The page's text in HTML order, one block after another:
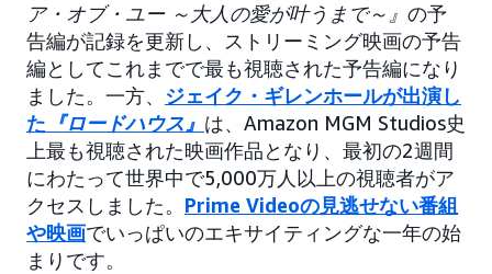
ア・オブ・ユー ～大人の愛が叶うまで～』 の予
告編が記録を更新し、ストリーミング映画の予告
編としてこれまでで最も視聴された予告編になり
ました。一方、 ジェイク・ギレンホールが出演し
た 『ロードハウス』 は、Amazon MGM Studios史
上最も視聴された映画作品となり、最初の2週間
にわたって世界中で5,000万人以上の視聴者がア
クセスしました。 Prime Videoの見逃せない番組
や映画でいっぱいのエキサイティングな一年の始
まりです。